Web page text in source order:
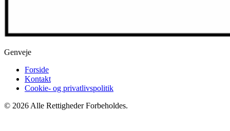
Genveje
Forside
Kontakt
Cookie- og privatlivspolitik
© 2026 Alle Rettigheder Forbeholdes.